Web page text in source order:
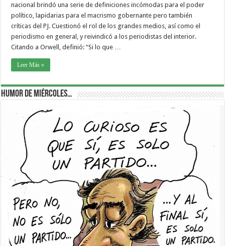
nacional brindó una serie de definiciones incómodas para el poder
político, lapidarias para el macrismo gobernante pero también
críticas del PJ. Cuestionó el rol de los grandes medios, así como el
periodismo en general, y reivindicó a los periodistas del interior.
Citando a Orwell, definió: “Si lo que …
Leer Más »
Humor de Miércoles…